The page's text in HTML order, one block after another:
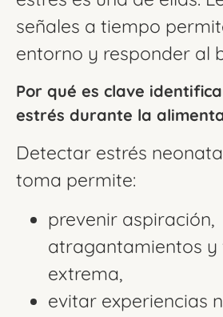
señales a tiempo
entorno y responder al
Por qué es clave
estrés durante la
Detectar estrés
toma permite:
prevenir aspiración,
atragantamientos y
extrema,
evitar experiencias